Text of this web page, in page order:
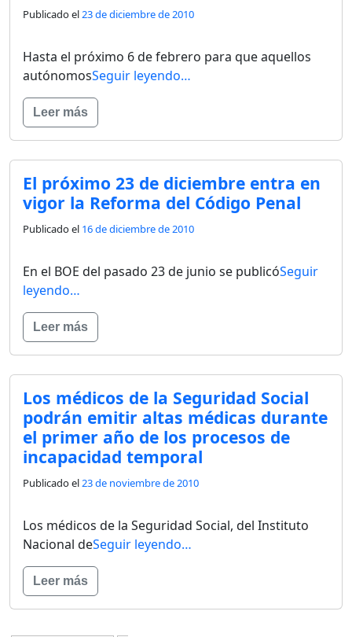
Publicado el23 de diciembre de 2010
Hasta el próximo 6 de febrero para que aquellos
autónomosSeguir leyendo…
Leer más
El próximo 23 de diciembre entra en
vigor la Reforma del Código Penal
Publicado el 16 de diciembre de 2010
En el BOE del pasado 23 de junio se publicóSeguir
leyendo…
Leer más
Los médicos de la Seguridad Social
podrán emitir altas médicas durante
el primer año de los procesos de
incapacidad temporal
Publicado el23 de noviembre de 2010
Los médicos de la Seguridad Social, del Instituto
Nacional deSeguir leyendo…
Leer más